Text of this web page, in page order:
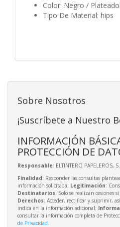
Color: Negro /
Tipo De Material: hips
Sobre Nosotros
¡Suscríbete a Nuestro
INFORMACIÓN
PROTECCIÓN DE
Responsable: ELTINTERO PAPELEROS,
Finalidad: Responder las consultas
información solicitada; Legitimación:
Destinatarios: Solo se realizan cesiones
Derechos: Acceder, rectificar y suprimir,
indica en la información adicional;
consultar la información completa de
de Privacidad